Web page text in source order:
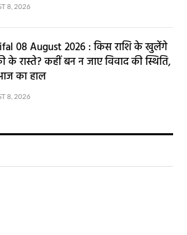
8, 2026
08 August 2026 : किस राशि के खुलेंगे
के रास्ते? कहीं बन न जाए विवाद की स्थिति,
का हाल
8, 2026